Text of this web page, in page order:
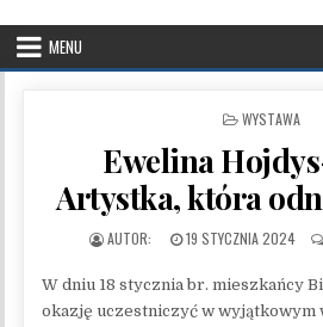
MENU
POSTED IN
WYSTAWA
Ewelina
Artystka, która
PUBLISHED DATE:
19 STYCZNIA 2024
W dniu 18 stycznia br. mieszkańcy
okazję uczestniczyć w wyjątkowym